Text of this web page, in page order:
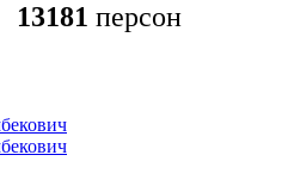
13181 персон